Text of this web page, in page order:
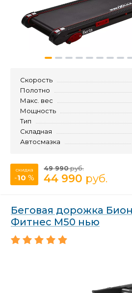
Скорость
Полотно
Макс. вес
Мощность
Тип
Складная
Автосмазка
скидка
-10 %
49 990руб.
44 990 руб.
Беговая дорожка
Фитнес М50 нью